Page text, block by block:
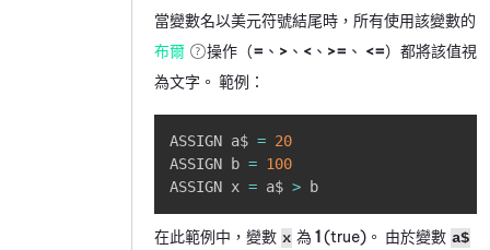
當變數名以美元符號結尾時，所有使用該變數的
布爾
操作（= 、 > 、 < 、 >= 、 <=）都將該值視
為文字。 範例：
ASSIGN a$ = 20
ASSIGN b = 100
ASSIGN x = a$ > b
在此範例中，變數 x 為 1(true)。 由於變數 a$